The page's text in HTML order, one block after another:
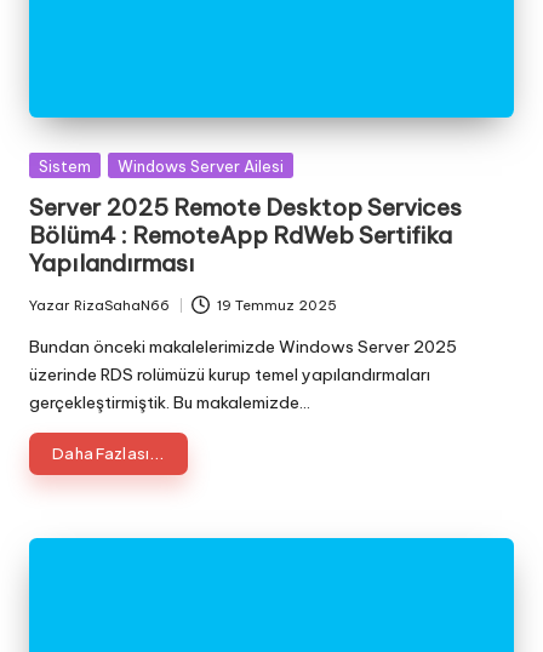
Posted
Sistem Windows Server Ailesi
Server 2025 Remote Desktop Services
Bölüm4 : RemoteApp RdWeb Sertifika
Yapılandırması
Posted
by
Yazar RizaSahaN66 19 Temmuz 2025
Bundan önceki makalelerimizde Windows Server 2025
üzerinde RDS rolümüzü kurup temel yapılandırmaları
gerçekleştirmiştik. Bu makalemizde…
Daha Fazlası...